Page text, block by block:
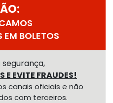
EM BOLETOS
E EVITE FRAUDES!
canais oficiais e não
com terceiros.